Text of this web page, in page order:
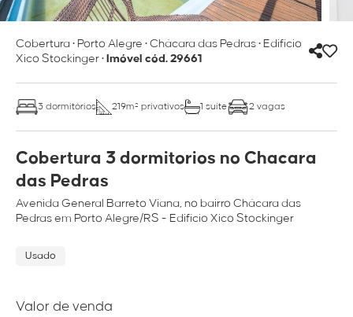
Cobertura•Porto Alegre •Chácara das Pedras•Edifício
Xico Stockinger•Imóvel cód. 29661
3 dormitórios 219m² privativos 1 suíte 2 vagas
Cobertura 3 dormitorios no Chacara
das Pedras
AvenidaGeneral Barreto Viana, no bairro Chácara das
Pedrasem Porto Alegre/RS - Edifício Xico Stockinger
Usado
Valor de venda